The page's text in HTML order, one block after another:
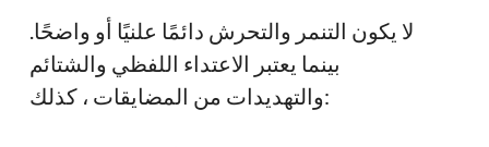
لا يكون التنمر والتحرش دائمًا علنيًا أو واضحًا.
بينما يعتبر الاعتداء اللفظي والشتائم
والتهديدات من المضايقات ، كذلك: